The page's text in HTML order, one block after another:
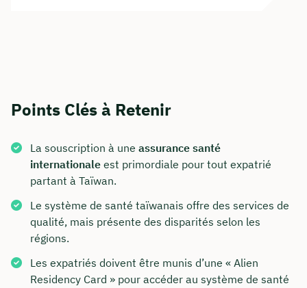
Points Clés à Retenir
La souscription à une assurance santé
internationale est primordiale pour tout expatrié
partant à Taïwan.
Le système de santé taïwanais offre des services de
qualité, mais présente des disparités selon les
régions.
Les expatriés doivent être munis d’une « Alien
Residency Card » pour accéder au système de santé